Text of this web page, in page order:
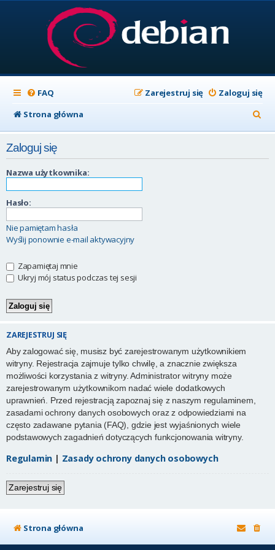
FAQ Zaloguj się
Zarejestruj się
Strona główna
z
Zaloguj się
Nazwa użytkownika:
Hasło:
Nie pamiętam hasła
Wyślij ponownie e-mail aktywacyjny
Zapamiętaj mnie
Ukryj mój status podczas tej sesji
ZAREJESTRUJ SIĘ
Aby zalogować się, musisz być zarejestrowanym użytkownikiem
witryny. Rejestracja zajmuje tylko chwilę, a znacznie zwiększa
możliwości korzystania z witryny. Administrator witryny może
zarejestrowanym użytkownikom nadać wiele dodatkowych
uprawnień. Przed rejestracją zapoznaj się z naszym regulaminem,
zasadami ochrony danych osobowych oraz z odpowiedziami na
często zadawane pytania (FAQ), gdzie jest wyjaśnionych wiele
podstawowych zagadnień dotyczących funkcjonowania witryny.
Regulamin | Zasady ochrony danych osobowych
Zarejestruj się
Strona główna